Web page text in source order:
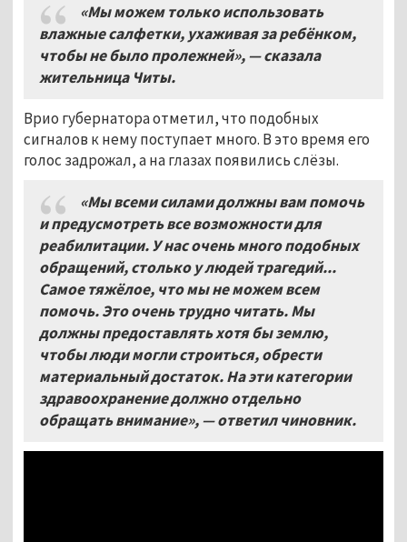
«Мы можем только использовать
влажные салфетки, ухаживая за ребёнком,
чтобы не было пролежней», — сказала
жительница Читы.
Врио губернатора отметил, что подобных
сигналов к нему поступает много. В это время его
голос задрожал, а на глазах появились слёзы.
«Мы всеми силами должны вам помочь
и предусмотреть все возможности для
реабилитации.У нас очень много подобных
обращений, столько у людей трагедий...
Самое тяжёлое, что мы не можем всем
помочь.Это очень трудно читать.Мы
должны предоставлять хотя бы землю,
чтобы люди могли строиться,обрести
материальный достаток.На эти категории
здравоохранение должно отдельно
обращать внимание», — ответил чиновник.